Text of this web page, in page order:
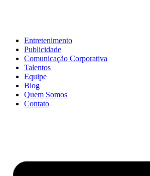
Entretenimento
Publicidade
Comunicação Corporativa
Talentos
Equipe
Blog
Quem Somos
Contato